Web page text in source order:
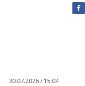
30.07.2026 / 15:04